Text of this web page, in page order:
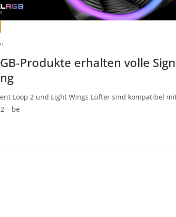
Produkte erhalten volle
Loop 2 und Light Wings Lüfter sind kompatibel
– be